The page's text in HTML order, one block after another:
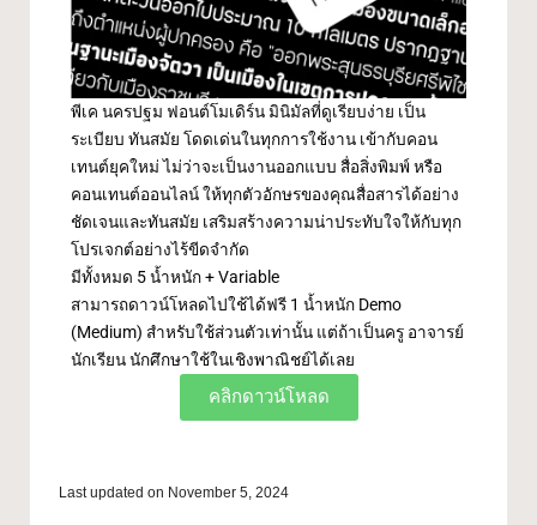
พีเค นครปฐม ฟอนต์โมเดิร์น มินิมัลที่ดูเรียบง่าย เป็น
ระเบียบ ทันสมัย โดดเด่นในทุกการใช้งาน เข้ากับคอน
เทนต์ยุคใหม่ ไม่ว่าจะเป็นงานออกแบบ สื่อสิ่งพิมพ์ หรือ
คอนเทนต์ออนไลน์ ให้ทุกตัวอักษรของคุณสื่อสารได้อย่าง
ชัดเจนและทันสมัย เสริมสร้างความน่าประทับใจให้กับทุก
โปรเจกต์อย่างไร้ขีดจำกัด
มีทั้งหมด 5 น้ำหนัก + Variable
สามารถดาวน์โหลดไปใช้ได้ฟรี 1 น้ำหนัก Demo
(Medium) สำหรับใช้ส่วนตัวเท่านั้น แต่ถ้าเป็นครู อาจารย์
นักเรียน นักศึกษาใช้ในเชิงพาณิชย์ได้เลย
คลิกดาวน์โหลด
Last updated on November 5, 2024